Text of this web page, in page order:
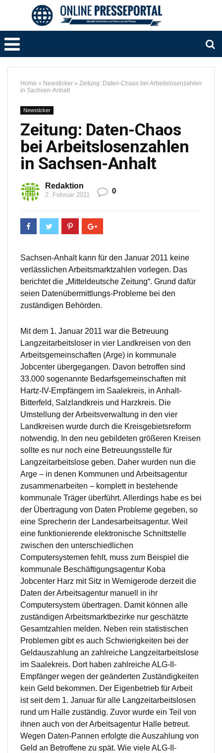
Home » Newsticker » Zeitung: Daten-Chaos bei Arbeitslosenzahlen
in Sachsen-Anhalt
Newsticker
Zeitung: Daten-Chaos
bei Arbeitslosenzahlen
in Sachsen-Anhalt
Redaktion
2. Februar 2011 0
Sachsen-Anhalt kann für den Januar 2011 keine
verlässlichen Arbeitsmarktzahlen vorlegen. Das
berichtet die „Mitteldeutsche Zeitung“. Grund dafür
seien Datenübermittlungs-Probleme bei den
zuständigen Behörden.
Mit dem 1. Januar 2011 war die Betreuung
Langzeitarbeitsloser in vier Landkreisen von den
Arbeitsgemeinschaften (Arge) in kommunale
Jobcenter übergegangen. Davon betroffen sind
33.000 sogenannte Bedarfsgemeinschaften mit
Hartz-IV-Empfängern im Saalekreis, in Anhalt-
Bitterfeld, Salzlandkreis und Harzkreis. Die
Umstellung der Arbeitsverwaltung in den vier
Landkreisen wurde durch die Kreisgebietsreform
notwendig. In den neu gebildeten größeren Kreisen
sollte es nur noch eine Betreuungsstelle für
Langzeitarbeitslose geben. Daher wurden nun die
Arge – in denen Kommunen und Arbeitsagentur
zusammenarbeiten – komplett in bestehende
kommunale Träger überführt. Allerdings habe es bei
der Übertragung von Daten Probleme gegeben, so
eine Sprecherin der Landesarbeitsagentur. Weil
eine funktionierende elektronische Schnittstelle
zwischen den unterschiedlichen
Computersystemen fehlt, muss zum Beispiel die
kommunale Beschäftigungsagentur Koba
Jobcenter Harz mit Sitz in Wernigerode derzeit die
Daten der Arbeitsagentur manuell in ihr
Computersystem übertragen. Damit können alle
zuständigen Arbeitsmarktbezirke nur geschätzte
Gesamtzahlen melden. Neben rein statistischen
Problemen gibt es auch Schwierigkeiten bei der
Geldauszahlung an zahlreiche Langzeitarbeitslose
im Saalekreis. Dort haben zahlreiche ALG-II-
Empfänger wegen der geänderten Zuständigkeiten
kein Geld bekommen. Der Eigenbetrieb für Arbeit
ist seit dem 1. Januar für alle Langzeitarbeitslosen
rund um Halle zuständig. Zuvor wurde ein Teil von
ihnen auch von der Arbeitsagentur Halle betreut.
Wegen Daten-Pannen erfolgte die Auszahlung von
Geld an Betroffene zu spät. Wie viele ALG-II-